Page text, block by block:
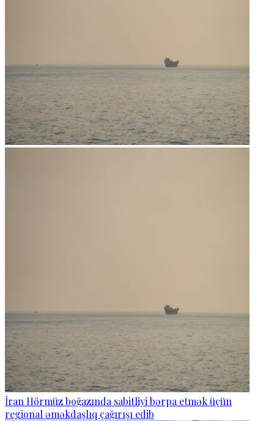
İran Hörmüz boğazında sabitliyi bərpa etmək üçün
regional əməkdaşlıq çağırışı edib